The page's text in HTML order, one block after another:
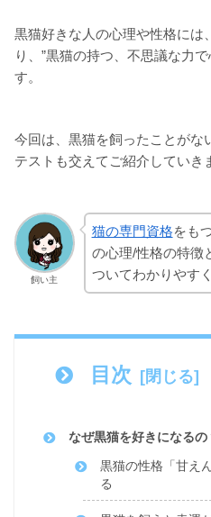
黒猫好きな人の心理や性格には
り、”黒猫の持つ、不思議な力
す。
今回は、黒猫を飼ったことがな
テストも交えてご紹介していき
飼い主
猫の専門資格をも
の心理/性格の特徴
ついてわかりやす
目次
なぜ黒猫を好きになるの
黒猫の性格「甘え
る